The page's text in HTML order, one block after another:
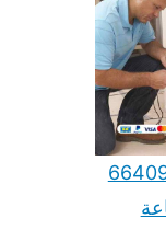
الكويت 66409555